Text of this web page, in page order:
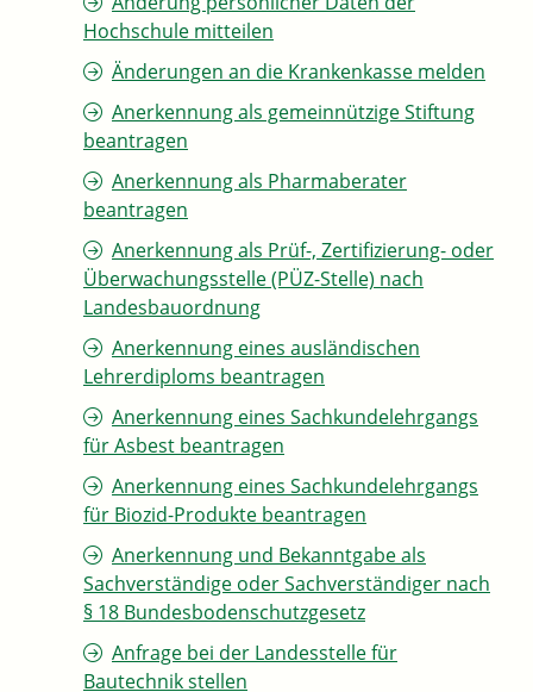
Hochschule mitteilen
Änderungen an die Krankenkasse melden
Anerkennung als gemeinnützige Stiftung
beantragen
Anerkennung als Pharmaberater
beantragen
Anerkennung als Prüf-, Zertifizierung- oder
Überwachungsstelle (PÜZ-Stelle) nach
Landesbauordnung
Anerkennung eines ausländischen
Lehrerdiploms beantragen
Anerkennung eines Sachkundelehrgangs
für Asbest beantragen
Anerkennung eines Sachkundelehrgangs
für Biozid-Produkte beantragen
Anerkennung und Bekanntgabe als
Sachverständige oder Sachverständiger nach
§ 18 Bundesbodenschutzgesetz
Anfrage bei der Landesstelle für
Bautechnik stellen